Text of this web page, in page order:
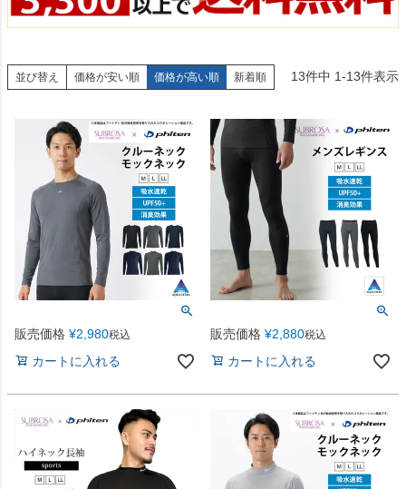
並び替え 価格が安い順 価格が高い順 新着順 13件中 1-13件表示
販売価格 ¥2,980税込
カートに入れる
販売価格 ¥2,880税込
カートに入れる